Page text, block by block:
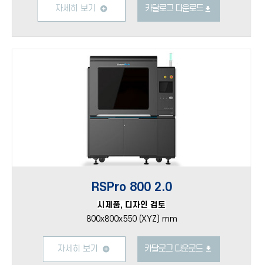
자세히 보기 카달로그 다운로드
RSPro 800 2.0
시제품, 디자인 검토
800x800x550 (XYZ) mm
자세히 보기 카달로그 다운로드